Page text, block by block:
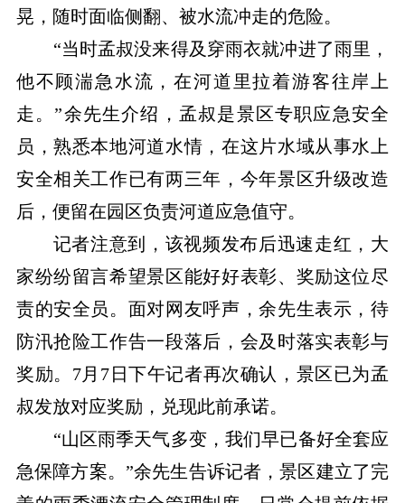
晃，随时面临侧翻、被水流冲走的危险。
“当时孟叔没来得及穿雨衣就冲进了雨里，
他不顾湍急水流，在河道里拉着游客往岸上
走。”余先生介绍，孟叔是景区专职应急安全
员，熟悉本地河道水情，在这片水域从事水上
安全相关工作已有两三年，今年景区升级改造
后，便留在园区负责河道应急值守。
记者注意到，该视频发布后迅速走红，大
家纷纷留言希望景区能好好表彰、奖励这位尽
责的安全员。面对网友呼声，余先生表示，待
防汛抢险工作告一段落后，会及时落实表彰与
奖励。7月7日下午记者再次确认，景区已为孟
叔发放对应奖励，兑现此前承诺。
“山区雨季天气多变，我们早已备好全套应
急保障方案。”余先生告诉记者，景区建立了完